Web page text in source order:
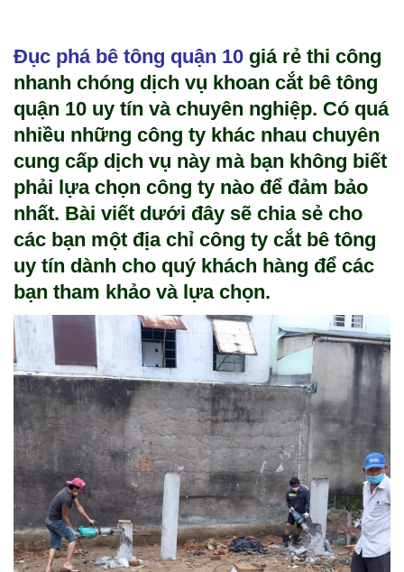
Đục phá bê tông quận 10 giá rẻ thi công
nhanh chóng dịch vụ khoan cắt bê tông
quận 10 uy tín và chuyên nghiệp. Có quá
nhiều những công ty khác nhau chuyên
cung cấp dịch vụ này mà bạn không biết
phải lựa chọn công ty nào để đảm bảo
nhất. Bài viết dưới đây sẽ chia sẻ cho
các bạn một địa chỉ công ty cắt bê tông
uy tín dành cho quý khách hàng để các
bạn tham khảo và lựa chọn.